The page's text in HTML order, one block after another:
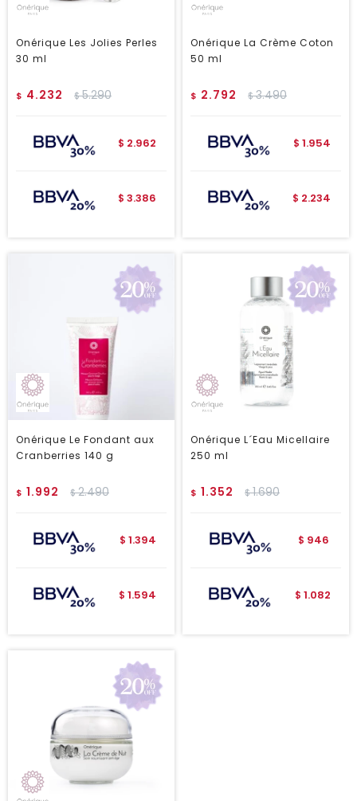
Onérique Les Jolies Perles
30 ml
$ 4.232 $5.290
$ 2.962
$ 3.386
Onérique La Crème Coton
50 ml
$ 2.792 $3.490
$ 1.954
$ 2.234
Onérique Le Fondant aux
Cranberries 140 g
$ 1.992 $2.490
$ 1.394
$ 1.594
Onérique L´Eau Micellaire
250 ml
$ 1.352 $1.690
$ 946
$ 1.082